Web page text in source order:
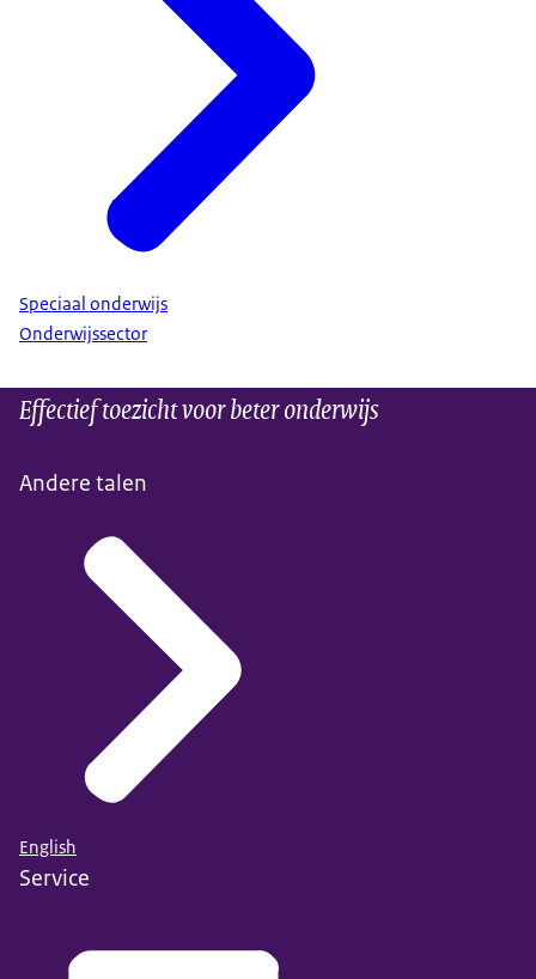
Speciaal onderwijs
Onderwijssector
Effectief toezicht voor beter onderwijs
Andere talen
English
Service